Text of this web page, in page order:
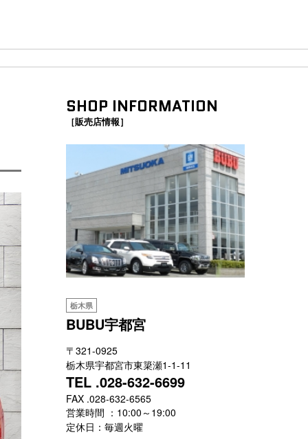
SHOP INFORMATION
［販売店情報］
栃木県
BUBU宇都宮
〒321-0925
栃木県宇都宮市東簗瀬1-1-11
TEL .028-632-6699
FAX .028-632-6565
営業時間 ：10:00～19:00
定休日：毎週火曜